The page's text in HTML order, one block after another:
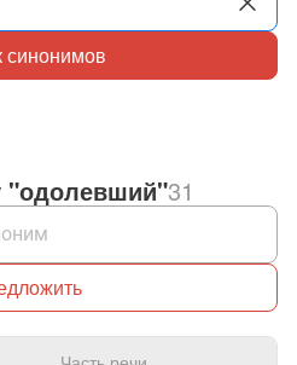
синонимов
"одолевший"31